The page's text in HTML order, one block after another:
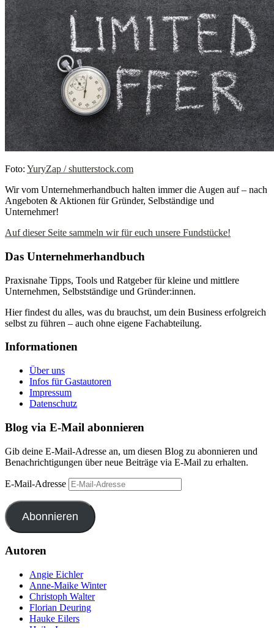
Foto: YuryZap / shutterstock.com
Wir vom Unternehmerhandbuch halten immer die Augen auf – nach
Angeboten & Aktionen für Gründer, Selbständige und
Unternehmer!
Auf dieser Seite sammeln wir für euch unsere Fundstücke!
Das Unternehmerhandbuch
Praxisnahe Tipps, Tools und Ratgeber für kleine und mittlere
Unternehmen, Selbstständige und Gründer:innen.
Hier findest du alles, was du brauchst, um dein Business erfolgreich
selbst zu führen – auch ohne eigene Fachabteilung.
Informationen
Über uns
Infos für Gastautoren
Impressum
Datenschutz
Blog via E-Mail abonnieren
Gib deine E-Mail-Adresse an, um diesen Blog zu abonnieren und
Benachrichtigungen über neue Beiträge via E-Mail zu erhalten.
E-Mail-Adresse
Abonnieren
Autoren
Angie Eichler
Anne-Maike Winter
Christoph Walter
Florian Deuring
Hauke Eilers